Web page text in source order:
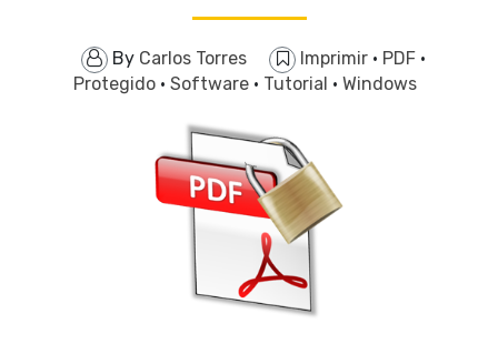
By Carlos Torres Imprimir · PDF ·
Protegido · Software · Tutorial · Windows